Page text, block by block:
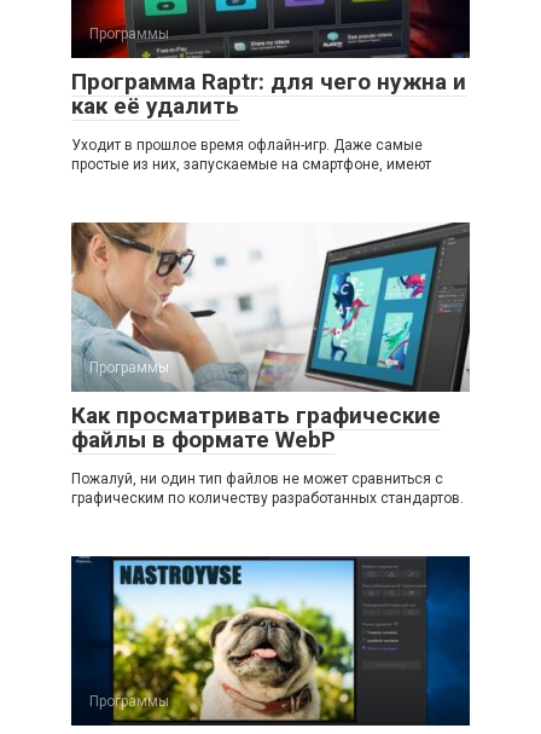
Программы
Программа Raptr: для чего нужна и
как её удалить
Уходит в прошлое время офлайн-игр. Даже самые
простые из них, запускаемые на смартфоне, имеют
Программы
Как просматривать графические
файлы в формате WebP
Пожалуй, ни один тип файлов не может сравниться с
графическим по количеству разработанных стандартов.
Программы